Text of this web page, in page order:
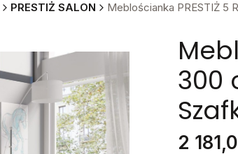
PRESTIŻ SALON Meblościanka PRESTIŻ 5
300
Cena
2